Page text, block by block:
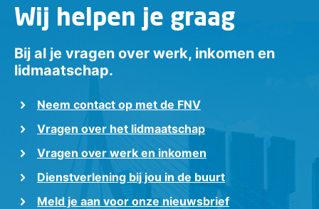
Wij helpen je graag
Bij al je vragen over werk, inkomen en
lidmaatschap.
Neem contact op met de FNV
Vragen over het lidmaatschap
Vragen over werk en inkomen
Dienstverlening bij jou in de buurt
Meld je aan voor onze nieuwsbrief